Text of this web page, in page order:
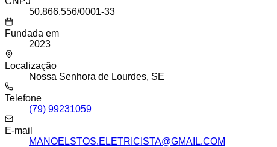
50.866.556/0001-33
Fundada em
2023
Localização
Nossa Senhora de Lourdes, SE
Telefone
(79) 99231059
E-mail
MANOELSTOS.ELETRICISTA@GMAIL.COM